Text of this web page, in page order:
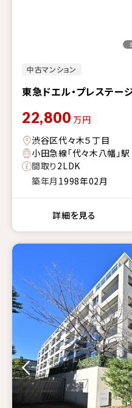
中古マンション
東急ドエル・プレステー
22,800 万円
渋谷区代々木５丁目
小田急線「代々木八幡」
間取り2LDK
築年月 1998年02月
詳細を見る